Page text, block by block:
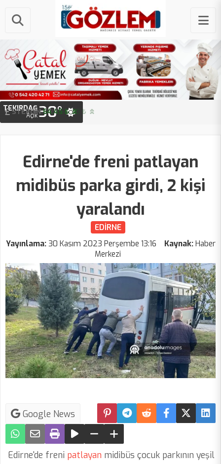
STERLIN 64.45 ₺
TEKIRDAĞ
Açık30°
Edirne'de freni patlayan
midibüs parka girdi, 2 kişi
yaralandı
EDİRNE
Yayınlama:30 Kasım 2023 Perşembe 13:16 Kaynak: Haber
Merkezi
Google News
Edirne'de freni patlayan midibüs çocuk parkının yeşil